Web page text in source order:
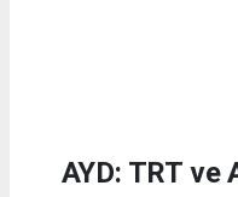
AYD: TRT ve